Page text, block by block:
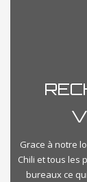
Grace à notre
Chili et tous les
bureaux ce